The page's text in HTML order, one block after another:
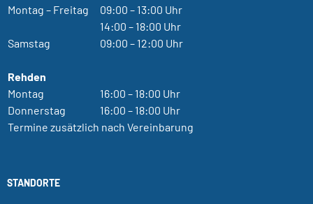
Montag – Freitag
09:00 – 13:00 Uhr
14:00 – 18:00 Uhr
Samstag
09:00 – 12:00 Uhr
Rehden
Montag
16:00 – 18:00 Uhr
Donnerstag
16:00 – 18:00 Uhr
Termine zusätzlich nach Vereinbarung
STANDORTE